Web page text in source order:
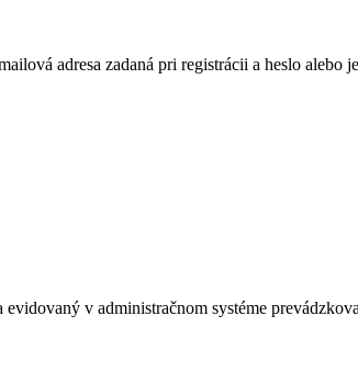
adresa zadaná pri registrácii a heslo
v administračnom systéme